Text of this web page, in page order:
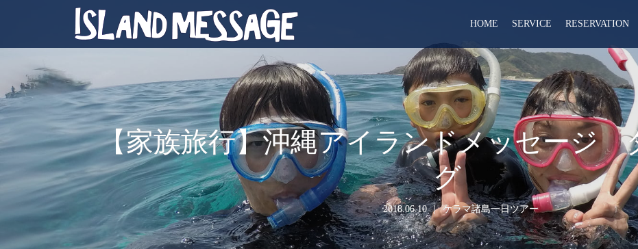
HOME SERVICE RESERVATION
【家族旅行】沖縄アイランドメッセージ
グ
2018.06.10 ケラマ諸島一日ツアー